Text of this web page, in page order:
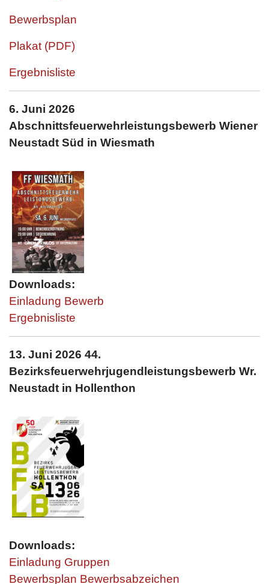
Bewerbsplan
Plakat (PDF)
Ergebnisliste
6. Juni 2026
Abschnittsfeuerwehrleistungsbewerb Wiener
Neustadt Süd in Wiesmath
Downloads:
Einladung Bewerb
Ergebnisliste
13. Juni 2026 44.
Bezirksfeuerwehrjugendleistungsbewerb Wr.
Neustadt in Hollenthon
Downloads:
Einladung Gruppen
Bewerbsplan Bewerbsabzeichen